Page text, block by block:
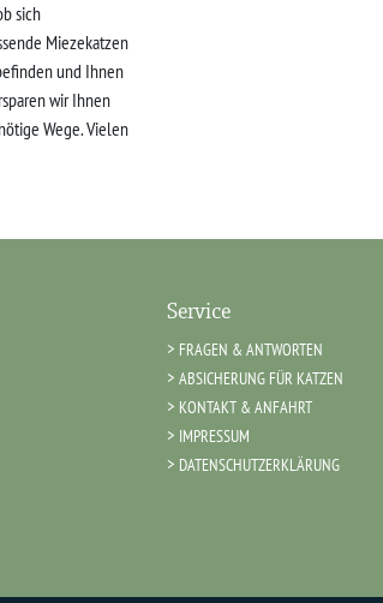
sich
Miezekatzen
und Ihnen
wir Ihnen
Wege. Vielen
Service
FRAGEN & ANTWORTEN
ABSICHERUNG FÜR KATZEN
KONTAKT & ANFAHRT
IMPRESSUM
DATENSCHUTZERKLÄRUNG